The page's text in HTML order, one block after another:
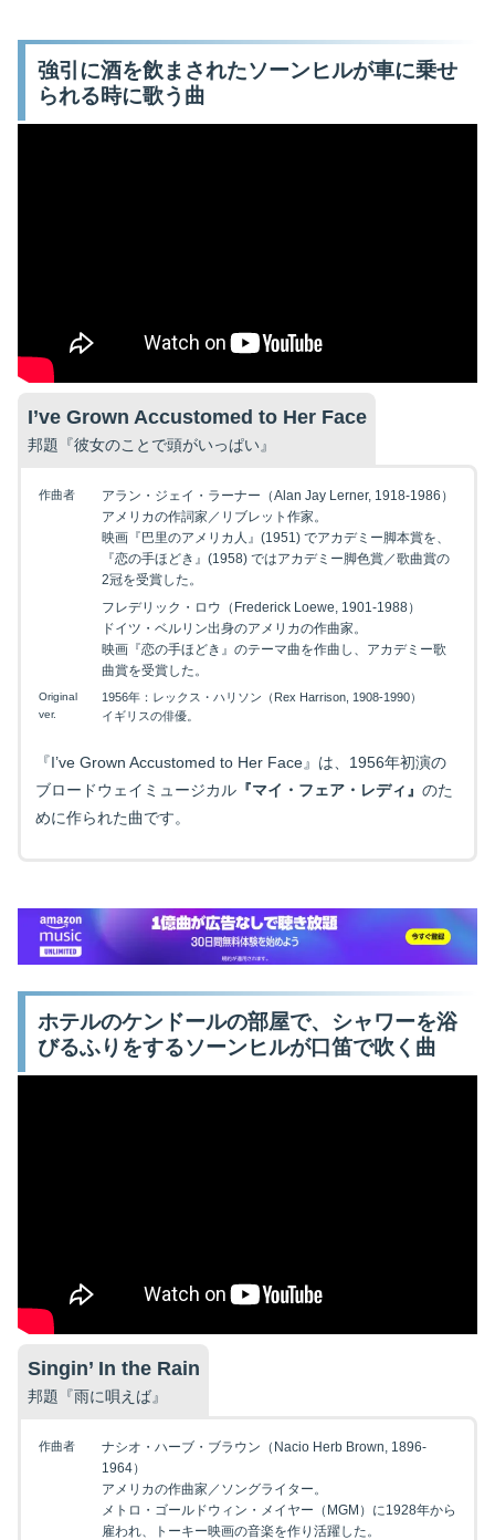
強引に酒を飲まされたソーンヒルが車に乗せ
られる時に歌う曲
I’ve Grown Accustomed to Her Face
邦題『彼女のことで頭がいっぱい』
作曲者
アラン・ジェイ・ラーナー（Alan Jay Lerner, 1918-1986）
アメリカの作詞家／リブレット作家。
映画『巴里のアメリカ人』(1951) でアカデミー脚本賞を、
『恋の手ほどき』(1958) ではアカデミー脚色賞／歌曲賞の
2冠を受賞した。
フレデリック・ロウ（Frederick Loewe, 1901-1988）
ドイツ・ベルリン出身のアメリカの作曲家。
映画『恋の手ほどき』のテーマ曲を作曲し、アカデミー歌
曲賞を受賞した。
Original
ver.
1956年：レックス・ハリソン（Rex Harrison, 1908-1990）
イギリスの俳優。
『I’ve Grown Accustomed to Her Face』は、1956年初演の
ブロードウェイミュージカル『マイ・フェア・レディ』 のた
めに作られた曲です。
ホテルのケンドールの部屋で、シャワーを浴
びるふりをするソーンヒルが口笛で吹く曲
Singin’ In the Rain
邦題『雨に唄えば』
作曲者
ナシオ・ハーブ・ブラウン（Nacio Herb Brown, 1896-
1964）
アメリカの作曲家／ソングライター。
メトロ・ゴールドウィン・メイヤー（MGM）に1928年から
雇われ、トーキー映画の音楽を作り活躍した。